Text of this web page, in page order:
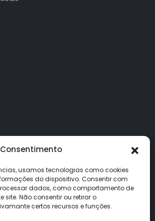
usamos tecnologias como cookies
do dispositivo. Consentir com
dados, como comportamento de
site. Não consentir ou retirar o
certos recursos e funções.